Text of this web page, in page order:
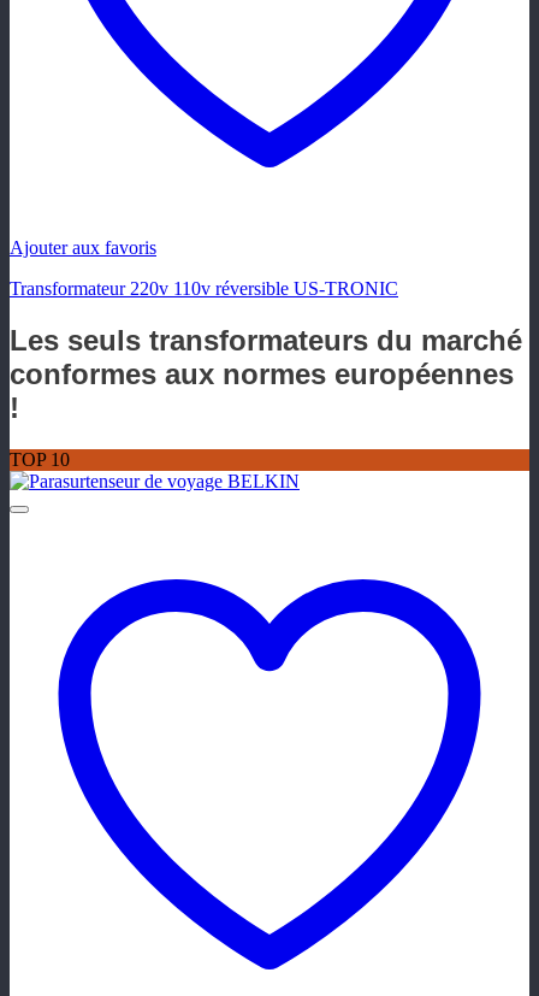
Ajouter aux favoris
Transformateur 220v 110v réversible US-TRONIC
Les seuls transformateurs du marché
conformes aux normes européennes
!
TOP 10